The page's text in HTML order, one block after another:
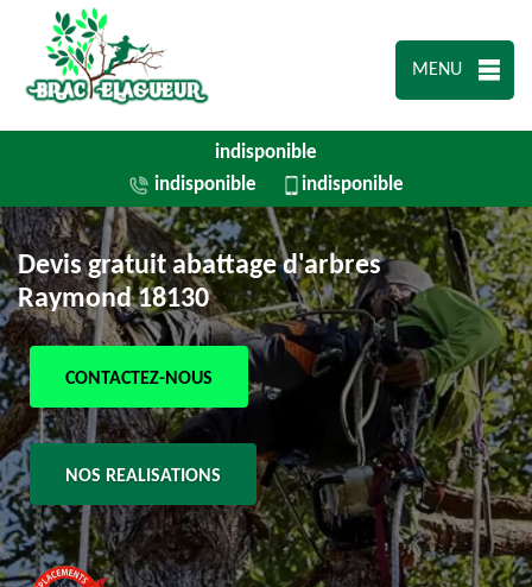
MENU
indisponible
indisponible
indisponible
Devis gratuit abattage d'arbres
Raymond 18130
CONTACTEZ-NOUS
NOS REALISATIONS